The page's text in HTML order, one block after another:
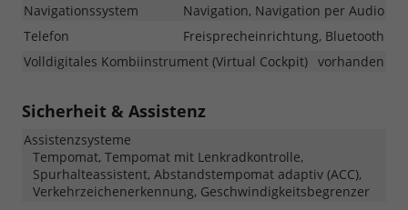
Navigationssystem
Navigation, Navigation per Audio
Telefon
Freisprecheinrichtung, Bluetooth
Volldigitales Kombiinstrument (Virtual Cockpit) vorhanden
Sicherheit & Assistenz
Assistenzsysteme
Tempomat, Tempomat mit Lenkradkontrolle,
Spurhalteassistent, Abstandstempomat adaptiv (ACC),
Verkehrzeichenerkennung, Geschwindigkeitsbegrenzer